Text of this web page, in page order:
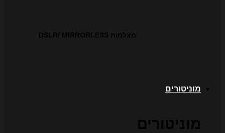
מצלמות DSLR/ MIRRORLESS